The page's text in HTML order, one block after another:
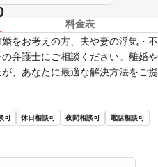
料金表
をお考えの方、夫や妻の浮気・不
弁護士にご相談ください。離婚や
、あなたに最適な解決方法をご提
可 休日相談可 夜間相談可 電話相談可